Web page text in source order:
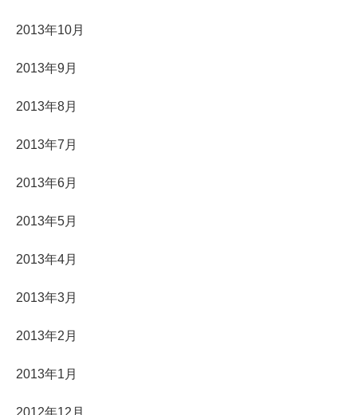
2013年10月
2013年9月
2013年8月
2013年7月
2013年6月
2013年5月
2013年4月
2013年3月
2013年2月
2013年1月